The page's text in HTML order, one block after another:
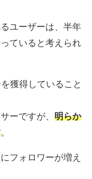
ユーザーは、半年
ていると考えられ
獲得していること
ーですが、 明らか
。
フォロワーが増え